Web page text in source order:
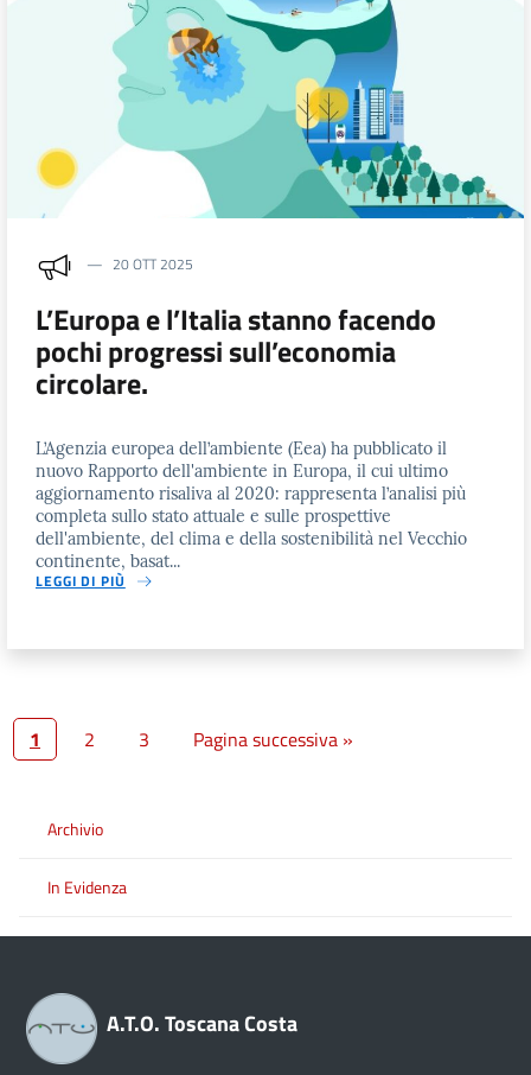
20 OTT 2025
L’Europa e l’Italia stanno facendo
pochi progressi sull’economia
circolare.
L’Agenzia europea dell’ambiente (Eea) ha pubblicato il
nuovo Rapporto dell'ambiente in Europa, il cui ultimo
aggiornamento risaliva al 2020: rappresenta l’analisi più
completa sullo stato attuale e sulle prospettive
dell'ambiente, del clima e della sostenibilità nel Vecchio
continente, basat...
LEGGI DI PIÙ
1 2 3 Pagina successiva »
Archivio
In Evidenza
A.T.O. Toscana Costa